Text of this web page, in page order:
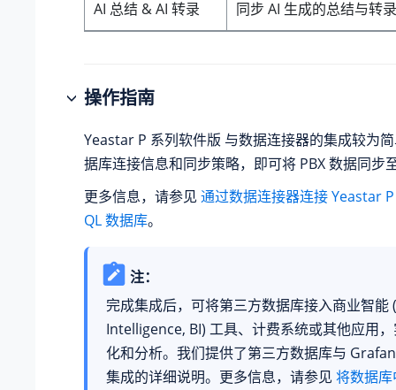
AI 总结 & AI 转录 同步 AI 生成的总结与转
操作指南
Yeastar P 系列软件版 与数据连接器的集成较为
据库连接信息和同步策略，即可将 PBX 数据同步
更多信息，请参见 通过数据连接器连接 Yeastar
QL 数据库。
注：
完成集成后，可将第三方数据库接入商业智能
Intelligence, BI) 工具、计费系统或其他应用
化和分析。我们提供了第三方数据库与
集成的详细说明。更多信息，请参见 将数据库